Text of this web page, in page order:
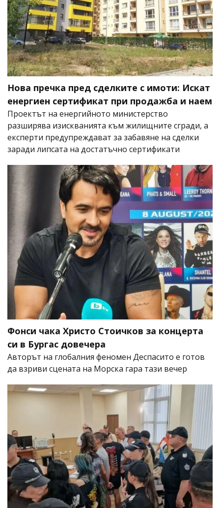
Нова пречка пред сделките с имоти: Искат
енергиен сертификат при продажба и наем
Проектът на енергийното министерство
разширява изискванията към жилищните сгради, а
експерти предупреждават за забавяне на сделки
заради липсата на достатъчно сертификати
Фонси чака Христо Стоичков за концерта
си в Бургас довечера
Авторът на глобалния феномен Деспасито е готов
да взриви сцената на Морска гара тази вечер